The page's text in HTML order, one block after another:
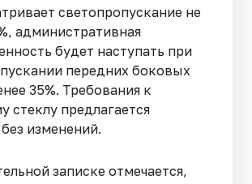
светопропускание не
административная
будет наступать при
передних боковых
35%. Требования к
стеклу предлагается
изменений.
записке отмечается,